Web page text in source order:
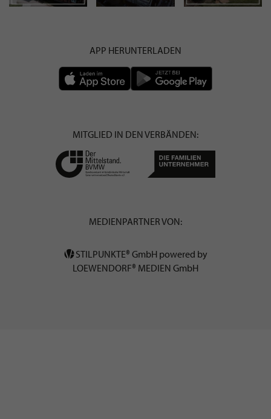
APP HERUNTERLADEN
MITGLIED IN DEN VERBÄNDEN:
MEDIENPARTNER VON:
STILPUNKTE® GmbH powered by
LOEWENDORF® MEDIEN GmbH